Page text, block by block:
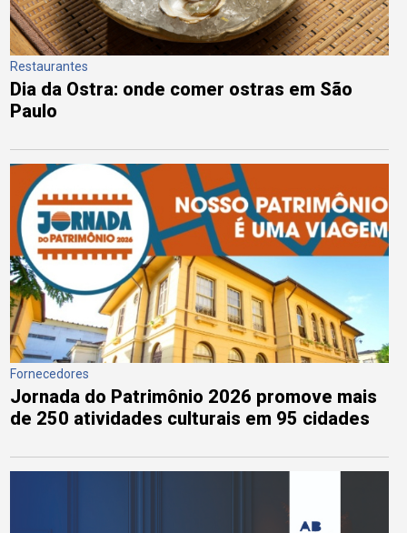
Restaurantes
Dia da Ostra: onde comer ostras em São
Paulo
Fornecedores
Jornada do Patrimônio 2026 promove mais
de 250 atividades culturais em 95 cidades